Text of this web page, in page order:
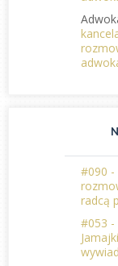
#090 -
radcą
#053 -